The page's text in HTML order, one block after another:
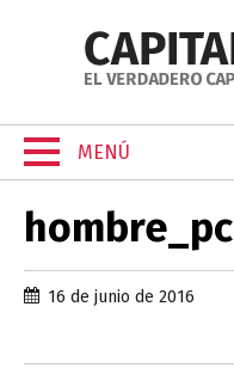
MENÚ
hombre_pc
16 de junio de 2016